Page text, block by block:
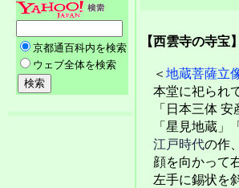
【西雲寺の寺宝】
＜ 地蔵菩薩立
本堂に祀られ
「日本三体 安
「星見地蔵」
江戸時代の作
顔を向かって
左手に錫状を